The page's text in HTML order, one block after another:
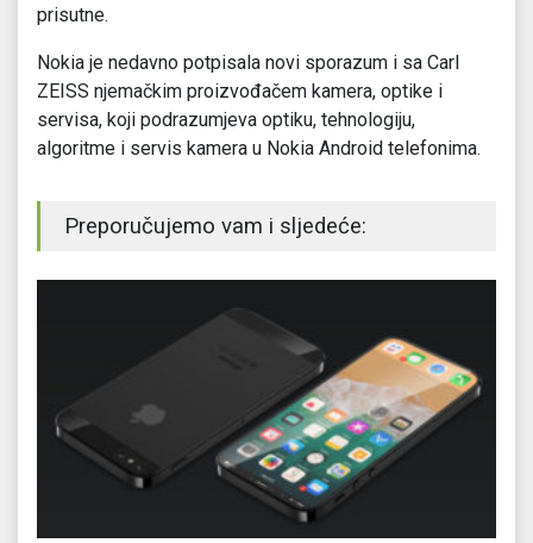
prisutne.
Nokia je nedavno potpisala novi sporazum i sa Carl
ZEISS njemačkim proizvođačem kamera, optike i
servisa, koji podrazumjeva optiku, tehnologiju,
algoritme i servis kamera u Nokia Android telefonima.
Preporučujemo vam i sljedeće: